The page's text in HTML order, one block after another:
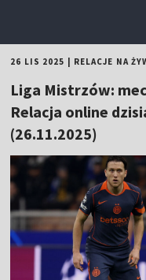
26 LIS 2025 RELACJE NA
Liga Mistrzów:
Relacja online
(26.11.2025)